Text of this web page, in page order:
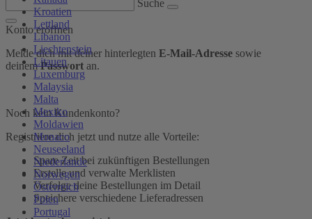
Kroatien
Lettland
Libanon
Liechtenstein
Litauen
Luxemburg
Malaysia
Malta
Mexiko
Moldawien
Monaco
Neuseeland
Niederlande
Norwegen
Österreich
Polen
Portugal
Suche
Konto eröffnen
Melde dich mit deiner hinterlegten E-Mail-Adresse sowie
deinemPasswort an.
Noch kein Kundenkonto?
Registriere dich jetzt und nutze alle Vorteile:
Spare Zeit bei zukünftigen Bestellungen
Erstelle und verwalte Merklisten
Verfolge deine Bestellungen im Detail
Speichere verschiedene Lieferadressen